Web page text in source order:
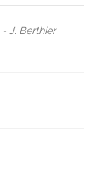
- J. Berthier